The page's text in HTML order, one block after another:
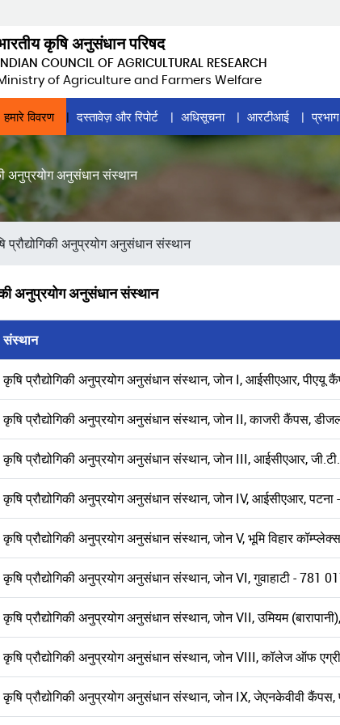
कृषि अनुसंधान परिषद
INDIAN COUNCIL OF AGRICULTURAL RESEARCH
of Agriculture and Farmers Welfare
हमारे विवरण दस्तावेज़ और रिपोर्ट अधिसूचना आरटीआई प्रभाग
अनुप्रयोग अनुसंधान संस्थान
प्रौद्योगिकी अनुप्रयोग अनुसंधान संस्थान
अनुप्रयोग अनुसंधान संस्थान
संस्थान
कृषि प्रौद्योगिकी अनुप्रयोग अनुसंधान संस्थान, जोन I, आईसीएआर, पीएयू
कृषि प्रौद्योगिकी अनुप्रयोग अनुसंधान संस्थान, जोन II, काजरी कैंपस,
कृषि प्रौद्योगिकी अनुप्रयोग अनुसंधान संस्थान, जोन III, आईसीएआर,
कृषि प्रौद्योगिकी अनुप्रयोग अनुसंधान संस्थान, जोन IV, आईसीएआर, पटना
कृषि प्रौद्योगिकी अनुप्रयोग अनुसंधान संस्थान, जोन V, भूमि विहार
कृषि प्रौद्योगिकी अनुप्रयोग अनुसंधान संस्थान, जोन VI, गुवाहाटी - 781
कृषि प्रौद्योगिकी अनुप्रयोग अनुसंधान संस्थान, जोन VII, उमियम
कृषि प्रौद्योगिकी अनुप्रयोग अनुसंधान संस्थान, जोन VIII, कॉलेज ऑफ
कृषि प्रौद्योगिकी अनुप्रयोग अनुसंधान संस्थान, जोन IX, जेएनकेवीवी